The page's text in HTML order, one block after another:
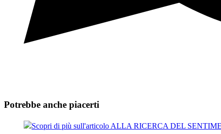
Potrebbe anche piacerti